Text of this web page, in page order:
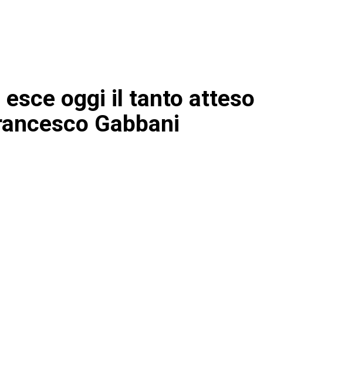
esce oggi il tanto atteso
Gabbani